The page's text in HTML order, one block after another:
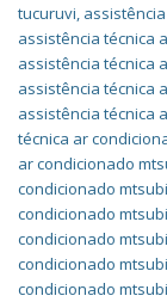
tucuruvi,
assistência técnica
assistência técnica
assistência técnica
assistência técnica
técnica ar
ar condicionado
condicionado
condicionado
condicionado
condicionado
condicionado